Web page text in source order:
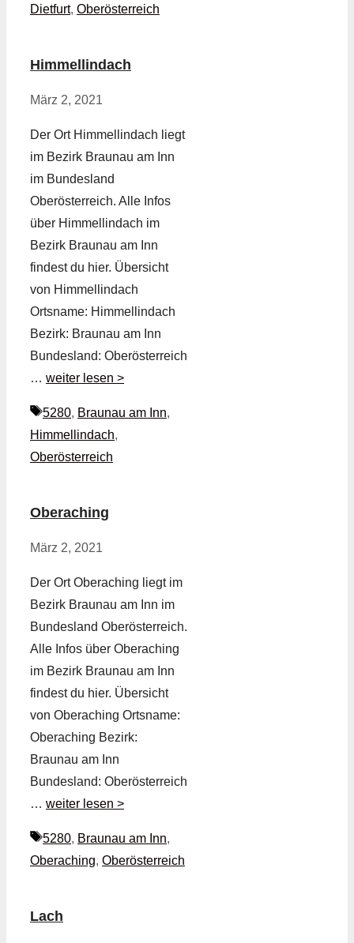
Dietfurt, Oberösterreich
Himmellindach
März 2, 2021
Der Ort Himmellindach liegt
im Bezirk Braunau am Inn
im Bundesland
Oberösterreich. Alle Infos
über Himmellindach im
Bezirk Braunau am Inn
findest du hier. Übersicht
von Himmellindach
Ortsname: Himmellindach
Bezirk: Braunau am Inn
Bundesland: Oberösterreich
… weiter lesen >
Schlagwörter
5280, Braunau am Inn,
Himmellindach,
Oberösterreich
Oberaching
März 2, 2021
Der Ort Oberaching liegt im
Bezirk Braunau am Inn im
Bundesland Oberösterreich.
Alle Infos über Oberaching
im Bezirk Braunau am Inn
findest du hier. Übersicht
von Oberaching Ortsname:
Oberaching Bezirk:
Braunau am Inn
Bundesland: Oberösterreich
… weiter lesen >
Schlagwörter
5280, Braunau am Inn,
Oberaching, Oberösterreich
Lach